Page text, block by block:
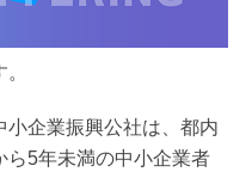
企業振興公社は、都内
ら5年未満の中小企業者